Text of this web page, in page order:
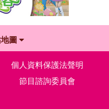
圖
個人資料保護法聲明
節目諮詢委員會